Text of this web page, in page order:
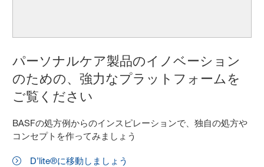
パーソナルケア製品のイノベーション
のための、強力なプラットフォームを
ご覧ください
BASFの処方例からのインスピレーションで、独自の処方や
コンセプトを作ってみましょう
D’lite®に移動しましょう